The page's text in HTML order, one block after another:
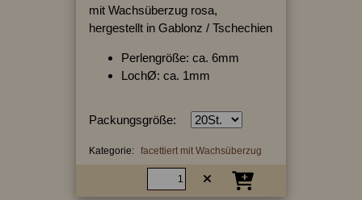
mit Wachsüberzug rosa,
hergestellt in Gablonz / Tschechien
Perlengröße: ca. 6mm
LochØ: ca. 1mm
Packungsgröße:
Kategorie: facettiert mit Wachsüberzug